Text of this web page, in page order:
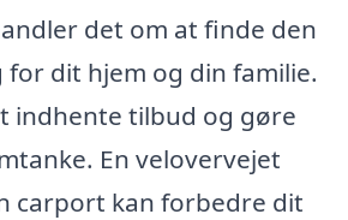
det om at finde den
for dit hjem og din familie.
indhente tilbud og gøre
En velovervejet
carport kan forbedre dit